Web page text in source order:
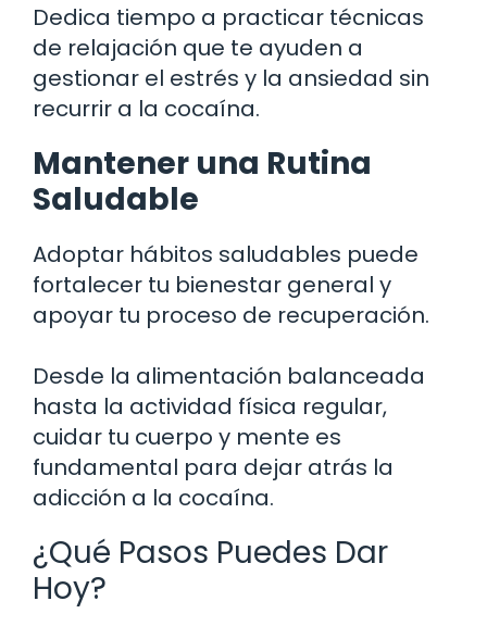
Dedica tiempo a practicar técnicas
de relajación que te ayuden a
gestionar el estrés y la ansiedad sin
recurrir a la cocaína.
Mantener una Rutina
Saludable
Adoptar hábitos saludables puede
fortalecer tu bienestar general y
apoyar tu proceso de recuperación.
Desde la alimentación balanceada
hasta la actividad física regular,
cuidar tu cuerpo y mente es
fundamental para dejar atrás la
adicción a la cocaína.
¿Qué Pasos Puedes Dar
Hoy?